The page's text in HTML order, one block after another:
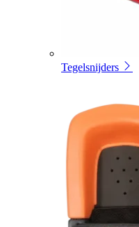
Tegelsnijders